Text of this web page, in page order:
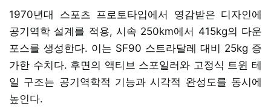
1970년대 스포츠 프로토타입에서 영감받은 디자인에
공기역학 설계를 적용, 시속 250km에서 415kg의 다운
포스를 생성한다. 이는 SF90 스트라달레 대비 25kg 증
가한 수치다. 후면의 액티브 스포일러와 고정식 트윈 테
일 구조는 공기역학적 기능과 시각적 완성도를 동시에
높인다.